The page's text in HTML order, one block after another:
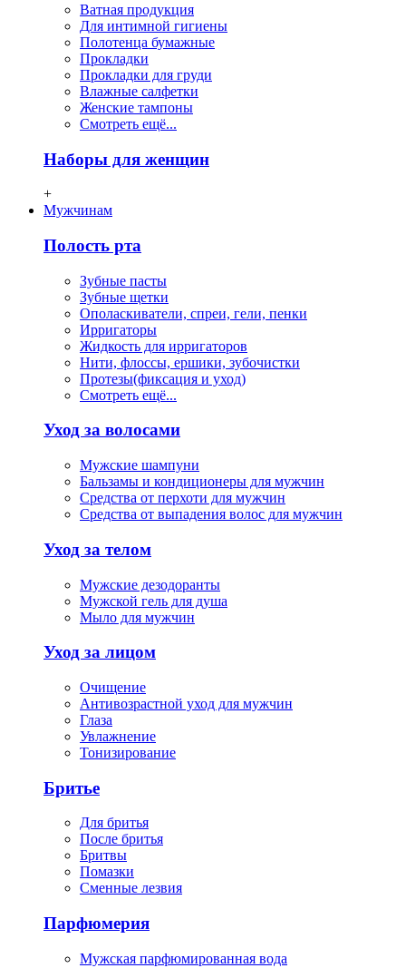
Ватная продукция
Для интимной гигиены
Полотенца бумажные
Прокладки
Прокладки для груди
Влажные салфетки
Женские тампоны
Смотреть ещё...
Наборы для женщин
+
Мужчинам
Полость рта
Зубные пасты
Зубные щетки
Ополаскиватели, спреи, гели, пенки
Ирригаторы
Жидкость для ирригаторов
Нити, флосcы, ершики, зубочистки
Протезы(фиксация и уход)
Смотреть ещё...
Уход за волосами
Мужские шампуни
Бальзамы и кондиционеры для мужчин
Средства от перхоти для мужчин
Средства от выпадения волос для мужчин
Уход за телом
Мужские дезодоранты
Мужской гель для душа
Мыло для мужчин
Уход за лицом
Очищение
Антивозрастной уход для мужчин
Глаза
Увлажнение
Тонизирование
Бритье
Для бритья
После бритья
Бритвы
Помазки
Сменные лезвия
Парфюмерия
Мужская парфюмированная вода